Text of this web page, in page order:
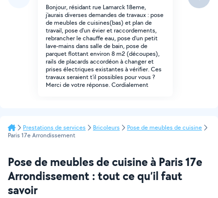
Bonjour, résidant rue Lamarck 18eme,
j'aurais diverses demandes de travaux : pose
de meubles de cuisines(bas) et plan de
travail, pose d'un évier et raccordements,
rebrancher le chauffe eau, pose d'un petit
lave-mains dans salle de bain, pose de
parquet flottant environ 8 m2 (découpes),
rails de placards accordéon à changer et
prises électriques existantes à vérifier. Ces
travaux seraient t'il possibles pour vous ?
Merci de votre réponse. Cordialement
Prestations de services Bricoleurs
Pose de meubles de cuisine
Paris 17e Arrondissement
Pose de meubles de cuisine à Paris 17e
Arrondissement : tout ce qu’il faut
savoir